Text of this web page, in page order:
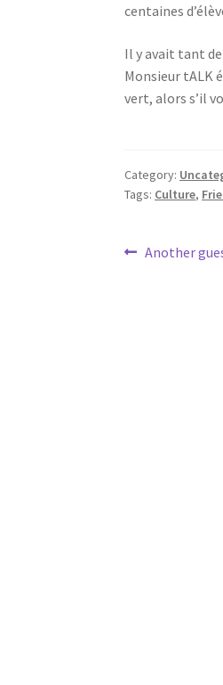
centaines
Il y avait tant
Monsieur tALK
vert, alors s’il
Category:
Tags: Culture,
Post
Previous
Another